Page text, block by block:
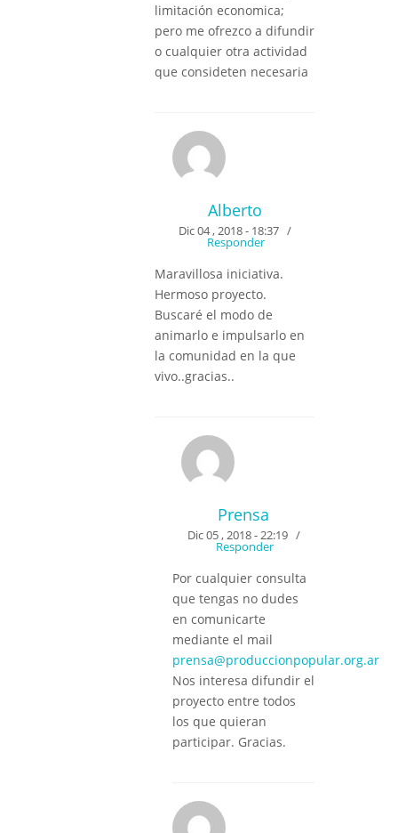
limitación economica;
pero me ofrezco a difundir
o cualquier otra actividad
que consideten necesaria
Alberto
Dic 04 , 2018 - 18:37 /
Responder
Maravillosa iniciativa.
Hermoso proyecto.
Buscaré el modo de
animarlo e impulsarlo en
la comunidad en la que
vivo..gracias..
Prensa
Dic 05 , 2018 - 22:19 /
Responder
Por cualquier consulta
que tengas no dudes
en comunicarte
mediante el mail
prensa@produccionpopular.org.ar
Nos interesa difundir el
proyecto entre todos
los que quieran
participar. Gracias.